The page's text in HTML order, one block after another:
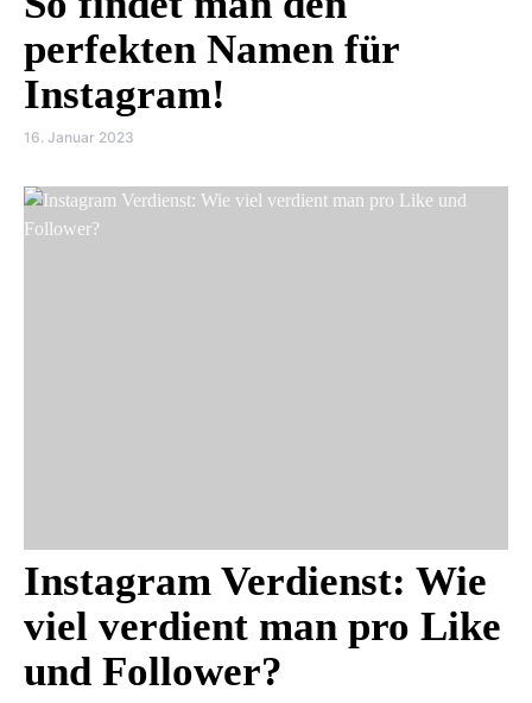
perfekten Namen für
Instagram!
16. Januar 2023
Instagram Verdienst: Wie
viel verdient man pro Like
und Follower?